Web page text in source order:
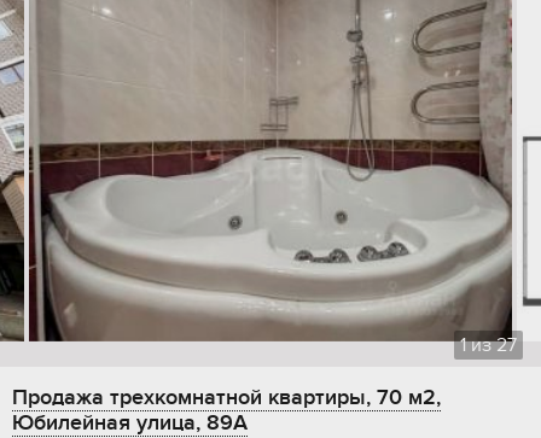
1из27
Продажа трехкомнатной квартиры, 70 м2,
Юбилейная улица, 89А